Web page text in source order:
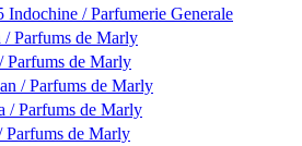
/ Parfumerie Generale
Parfums de Marly
Parfums de Marly
/ Parfums de Marly
/ Parfums de Marly
Parfums de Marly